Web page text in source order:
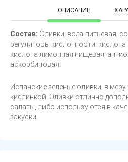
ОПИСАНИЕ
Состав: Оливки, вода питьевая,
регуляторы кислотности:
кислота лимонная пищевая,
аскорбиновая.
Испанские зеленые оливки, в
кислинкой. Оливки отлично
салаты, либо используются в
закуски.